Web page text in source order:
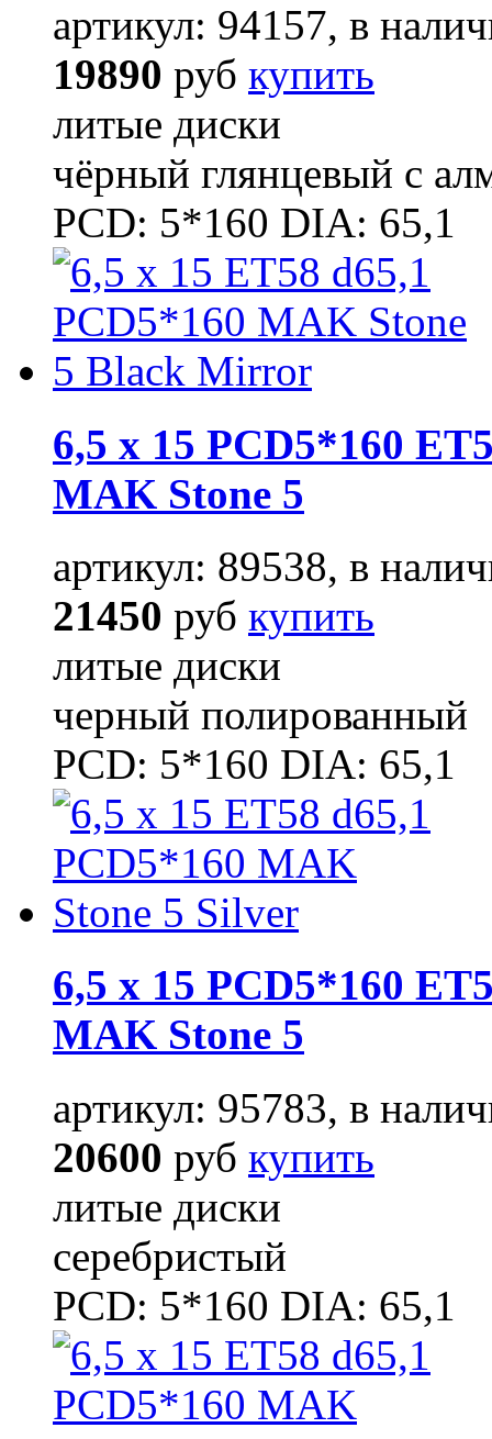
артикул: 94157, в
19890 руб купить
литые диски
чёрный глянцевый с
PCD: 5*160 DIA: 65,1
6,5 x 15 PCD5*160
MAK Stone 5
артикул: 89538, в
21450 руб купить
литые диски
черный полированный
PCD: 5*160 DIA: 65,1
6,5 x 15 PCD5*160
MAK Stone 5
артикул: 95783, в
20600 руб купить
литые диски
серебристый
PCD: 5*160 DIA: 65,1